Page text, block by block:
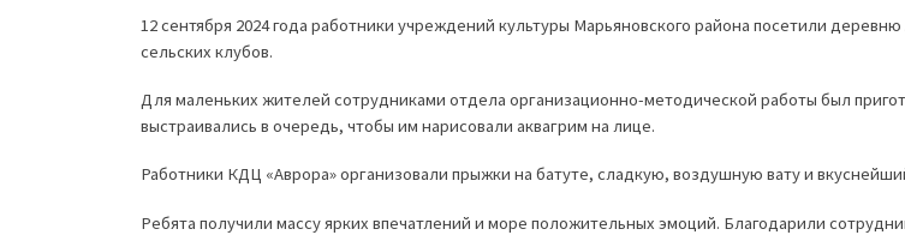
12 сентября 2024 года работники учреждений культуры Марьяновского района посетили
сельских клубов.
Для маленьких жителей сотрудниками отдела организационно-методической работы был
выстраивались в очередь, чтобы им нарисовали аквагрим на лице.
Работники КДЦ «Аврора» организовали прыжки на батуте, сладкую, воздушную вату и
Ребята получили массу ярких впечатлений и море положительных эмоций. Благодарили